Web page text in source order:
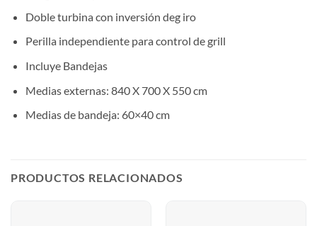
Doble turbina con inversión deg iro
Perilla independiente para control de grill
Incluye Bandejas
Medias externas: 840 X 700 X 550 cm
Medias de bandeja: 60×40 cm
PRODUCTOS RELACIONADOS